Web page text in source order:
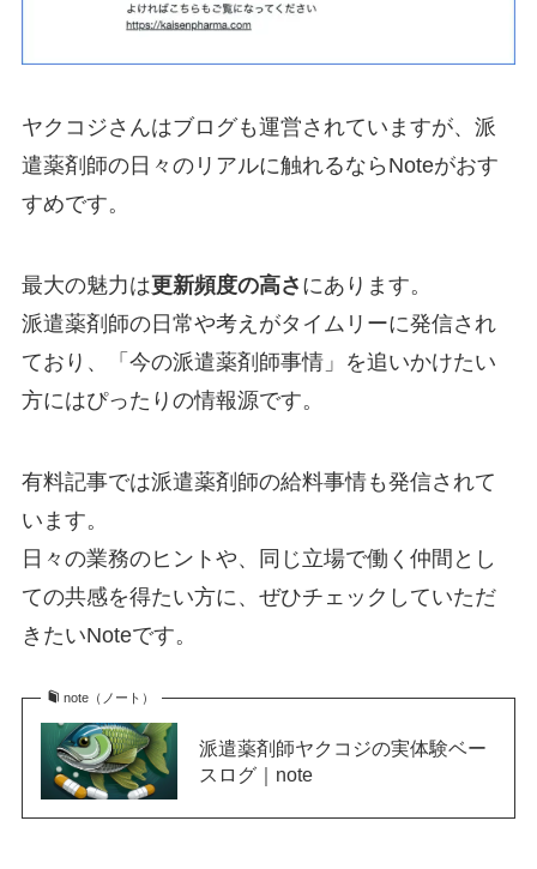
ヤクコジさんはブログも運営されていますが、派
遣薬剤師の日々のリアルに触れるならNoteがおす
すめです。
最大の魅力は更新頻度の高さ にあります。
派遣薬剤師の日常や考えがタイムリーに発信され
ており、「今の派遣薬剤師事情」を追いかけたい
方にはぴったりの情報源です。
有料記事では派遣薬剤師の給料事情も発信されて
います。
日々の業務のヒントや、同じ立場で働く仲間とし
ての共感を得たい方に、ぜひチェックしていただ
きたいNoteです。
note（ノート）
派遣薬剤師ヤクコジの実体験ベー
スログ｜note